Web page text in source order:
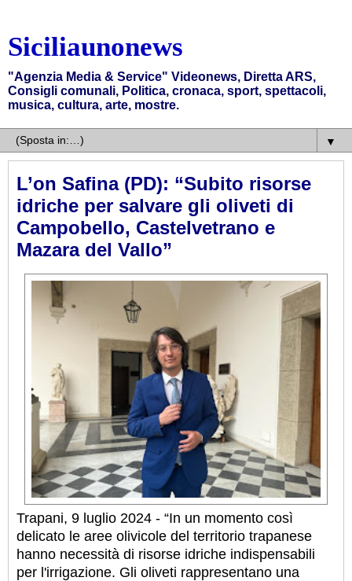
Siciliaunonews
"Agenzia Media & Service" Videonews, Diretta ARS,
Consigli comunali, Politica, cronaca, sport, spettacoli,
musica, cultura, arte, mostre.
▼
L’on Safina (PD): “Subito risorse
idriche per salvare gli oliveti di
Campobello, Castelvetrano e
Mazara del Vallo”
Trapani, 9 luglio 2024 - “In un momento così
delicato le aree olivicole del territorio trapanese
hanno necessità di risorse idriche indispensabili
per l'irrigazione. Gli oliveti rappresentano una